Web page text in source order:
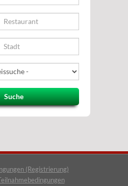
Suche
(Registrierung)